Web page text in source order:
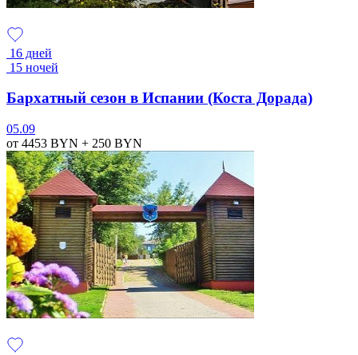
16 дней
15 ночей
Бархатный сезон в Испании (Коста Дорада)
05.09
от 4453 BYN + 250 BYN